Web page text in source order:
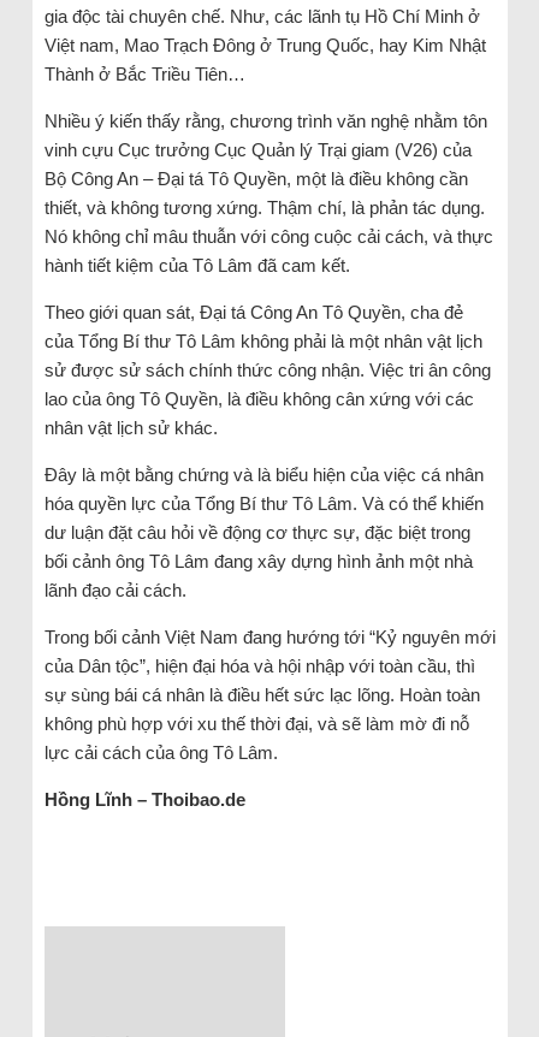
gia độc tài chuyên chế. Như, các lãnh tụ Hồ Chí Minh ở
Việt nam, Mao Trạch Đông ở Trung Quốc, hay Kim Nhật
Thành ở Bắc Triều Tiên…
Nhiều ý kiến thấy rằng, chương trình văn nghệ nhằm tôn
vinh cựu Cục trưởng Cục Quản lý Trại giam (V26) của
Bộ Công An – Đại tá Tô Quyền, một là điều không cần
thiết, và không tương xứng. Thậm chí, là phản tác dụng.
Nó không chỉ mâu thuẫn với công cuộc cải cách, và thực
hành tiết kiệm của Tô Lâm đã cam kết.
Theo giới quan sát, Đại tá Công An Tô Quyền, cha đẻ
của Tổng Bí thư Tô Lâm không phải là một nhân vật lịch
sử được sử sách chính thức công nhận. Việc tri ân công
lao của ông Tô Quyền, là điều không cân xứng với các
nhân vật lịch sử khác.
Đây là một bằng chứng và là biểu hiện của việc cá nhân
hóa quyền lực của Tổng Bí thư Tô Lâm. Và có thể khiến
dư luận đặt câu hỏi về động cơ thực sự, đặc biệt trong
bối cảnh ông Tô Lâm đang xây dựng hình ảnh một nhà
lãnh đạo cải cách.
Trong bối cảnh Việt Nam đang hướng tới “Kỷ nguyên mới
của Dân tộc”, hiện đại hóa và hội nhập với toàn cầu, thì
sự sùng bái cá nhân là điều hết sức lạc lõng. Hoàn toàn
không phù hợp với xu thế thời đại, và sẽ làm mờ đi nỗ
lực cải cách của ông Tô Lâm.
Hồng Lĩnh – Thoibao.de